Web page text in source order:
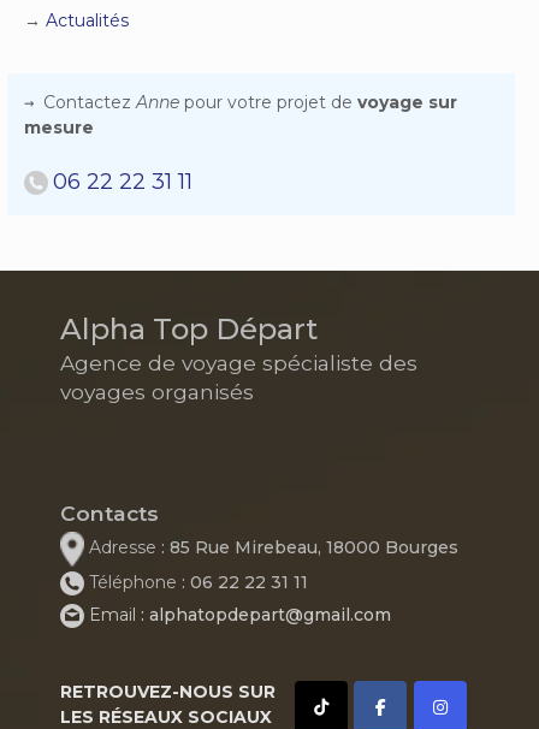
Actualités
ContactezAnne pour votre projet de voyage sur
mesure
06 22 22 31 11
Alpha Top Départ
Agence de voyage spécialiste des
voyages organisés
Contacts
Adresse : 85 Rue Mirebeau, 18000 Bourges
Téléphone : 06 22 22 31 11
Email : alphatopdepart@gmail.com
RETROUVEZ-NOUS SUR
LES RÉSEAUX SOCIAUX